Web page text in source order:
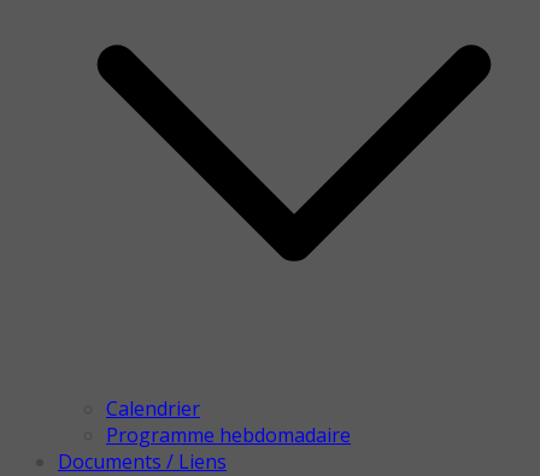
Calendrier
Programme hebdomadaire
Documents / Liens